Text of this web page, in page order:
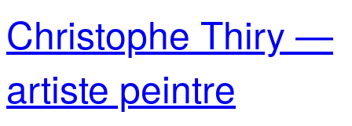
Christophe Thiry —
artiste peintre